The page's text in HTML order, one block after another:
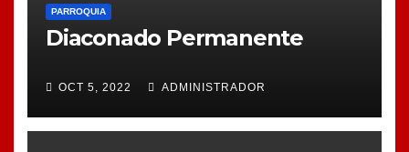
PARROQUIA
Diaconado Permanente
OCT 5, 2022 ADMINISTRADOR